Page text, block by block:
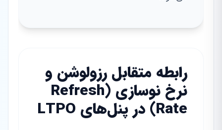
رابطه متقابل رزولوشن و
نرخ نوسازی (Refresh
Rate) در پنل‌های LTPO